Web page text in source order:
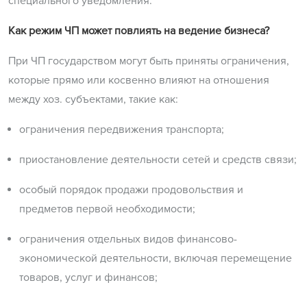
Как режим ЧП может повлиять на ведение бизнеса?
При ЧП государством могут быть приняты ограничения,
которые прямо или косвенно влияют на отношения
между хоз. субъектами, такие как:
ограничения передвижения транспорта;
приостановление деятельности сетей и средств связи;
особый порядок продажи продовольствия и
предметов первой необходимости;
ограничения отдельных видов финансово-
экономической деятельности, включая перемещение
товаров, услуг и финансов;